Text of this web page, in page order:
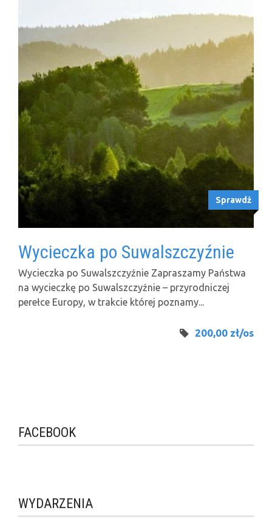
Sprawdź
Wycieczka po Suwalszczyźnie
Wycieczka po Suwalszczyźnie Zapraszamy Państwa
na wycieczkę po Suwalszczyźnie – przyrodniczej
perełce Europy, w trakcie której poznamy...
200,00 zł/os
FACEBOOK
WYDARZENIA